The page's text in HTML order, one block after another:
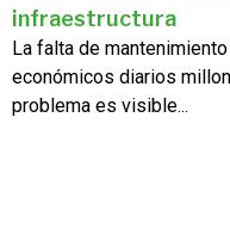
infraestructura
La falta de
económicos diarios
problema es visible...